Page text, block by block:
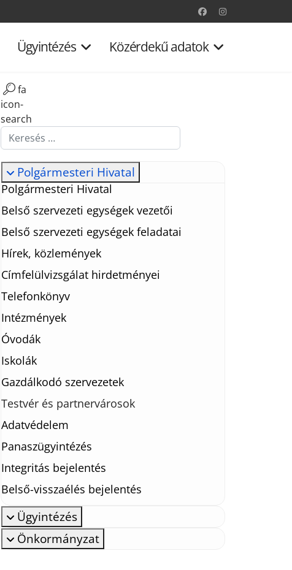
Ügyintézés Közérdekű adatok
fa
icon-
search
Keresés...
Polgármesteri Hivatal
Polgármesteri Hivatal
Belső szervezeti egységek vezetői
Belső szervezeti egységek feladatai
Hírek, közlemények
Címfelülvizsgálat hirdetményei
Telefonkönyv
Intézmények
Óvodák
Iskolák
Gazdálkodó szervezetek
Testvér és partnervárosok
Adatvédelem
Panaszügyintézés
Integritás bejelentés
Belső-visszaélés bejelentés
Ügyintézés
Önkormányzat